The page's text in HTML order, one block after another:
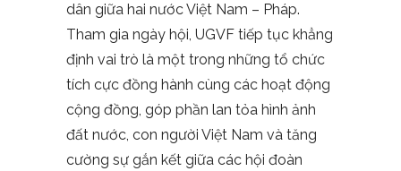
dân giữa hai nước Việt Nam – Pháp.
Tham gia ngày hội, UGVF tiếp tục khẳng
định vai trò là một trong những tổ chức
tích cực đồng hành cùng các hoạt động
cộng đồng, góp phần lan tỏa hình ảnh
đất nước, con người Việt Nam và tăng
cường sự gắn kết giữa các hội đoàn